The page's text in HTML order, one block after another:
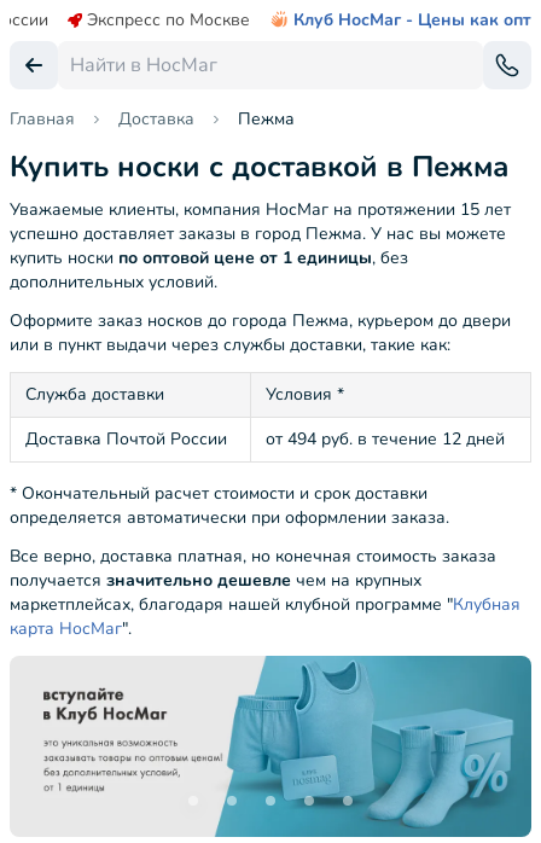
Экспресс по Москве Клуб НосМаг - Цены как опт
Главная Доставка Пежма
Купить носки с доставкой в Пежма
Уважаемые клиенты, компания НосМаг на протяжении 15 лет
успешно доставляет заказы в город Пежма. У нас вы можете
купить носки по оптовой цене от 1 единицы, без
дополнительных условий.
Оформите заказ носков до города Пежма, курьером до двери
или в пункт выдачи через службы доставки, такие как:
Служба доставки
Условия *
Доставка Почтой России
от 494 руб. в течение 12 дней
* Окончательный расчет стоимости и срок доставки
определяется автоматически при оформлении заказа.
Все верно, доставка платная, но конечная стоимость заказа
получается значительно дешевле чем на крупных
маркетплейсах, благодаря нашей клубной программе "Клубная
карта НосМаг".